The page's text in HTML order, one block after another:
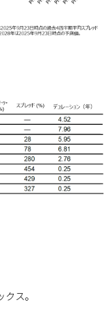
ス。